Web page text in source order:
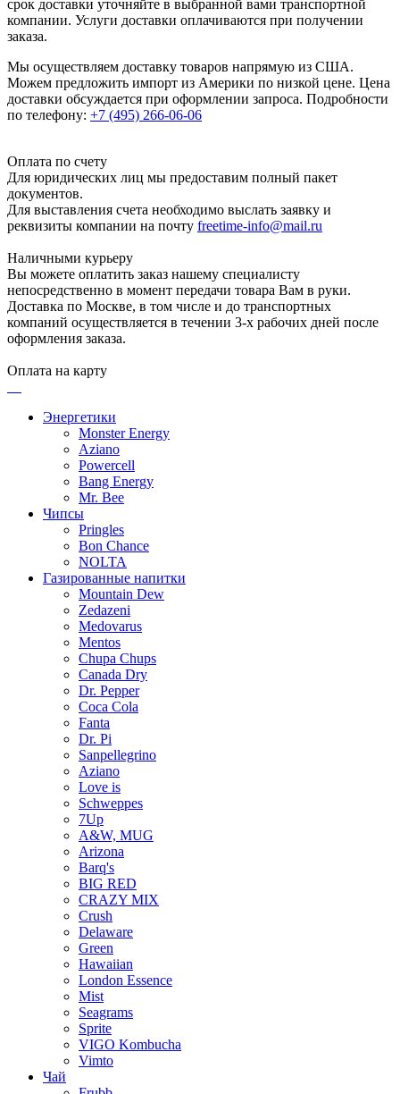
срок доставки уточняйте в выбранной вами транспортной
компании. Услуги доставки оплачиваются при получении
заказа.
Мы осуществляем доставку товаров напрямую из США.
Можем предложить импорт из Америки по низкой цене. Цена
доставки обсуждается при оформлении запроса. Подробности
по телефону: +7 (495) 266-06-06
Оплата по счету
Для юридических лиц мы предоставим полный пакет
документов.
Для выставления счета необходимо выслать заявку и
реквизиты компании на почту freetime-info@mail.ru
Наличными курьеру
Вы можете оплатить заказ нашему специалисту
непосредственно в момент передачи товара Вам в руки.
Доставка по Москве, в том числе и до транспортных
компаний осуществляется в течении 3-х рабочих дней после
оформления заказа.
Оплата на карту
Энергетики
Monster Energy
Aziano
Powercell
Bang Energy
Mr. Bee
Чипсы
Pringles
Bon Chance
NOLTA
Газированные напитки
Mountain Dew
Zedazeni
Medovarus
Mentos
Chupa Chups
Canada Dry
Dr. Pepper
Coca Cola
Fanta
Dr. Pi
Sanpellegrino
Aziano
Love is
Schweppes
7Up
A&W, MUG
Arizona
Barq's
BIG RED
CRAZY MIX
Crush
Delaware
Green
Hawaiian
London Essence
Mist
Seagrams
Sprite
VIGO Kombucha
Vimto
Чай